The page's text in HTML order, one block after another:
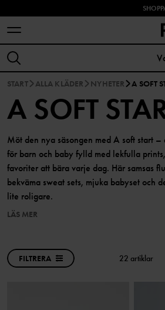
START ALLA KLÄDER NYHETER A SOFT
A SOFT
Möt den nya säsongen med A soft start
för barn och baby fylld med lekfulla
favoriter att bära varje dag. Här samsas
bekväma sweat sets, mjuka babyset och
lite roligare.
LÄS MER
FILTRERA 22 artiklar